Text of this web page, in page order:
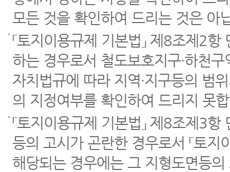
모든 것을 확인하여 드리는 것은 아
「토지이용규제 기본법」 제8조제2
하는 경우로서 철도보호지구·하천
자치법규에 따라 지역·지구등의 범
의 지정여부를 확인하여 드리지 못
「토지이용규제 기본법」 제8조제3
등의 고시가 곤란한 경우로서 「토
해당되는 경우에는 그 지형도면등